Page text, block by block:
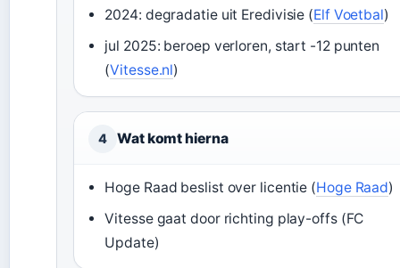
2024: degradatie uit Eredivisie (Elf Voetbal)
jul 2025: beroep verloren, start -12 punten
(Vitesse.nl)
4 Wat komt hierna
Hoge Raad beslist over licentie (Hoge Raad)
Vitesse gaat door richting play-offs (FC
Update)